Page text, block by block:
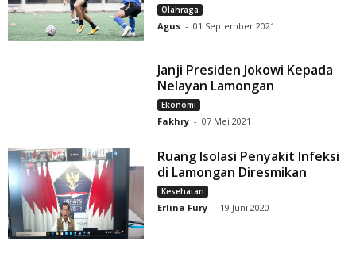
Olahraga
Agus - 01 September 2021
Janji Presiden Jokowi Kepada
Nelayan Lamongan
Ekonomi
Fakhry - 07 Mei 2021
Ruang Isolasi Penyakit Infeksi
di Lamongan Diresmikan
Kesehatan
Erlina Fury - 19 Juni 2020